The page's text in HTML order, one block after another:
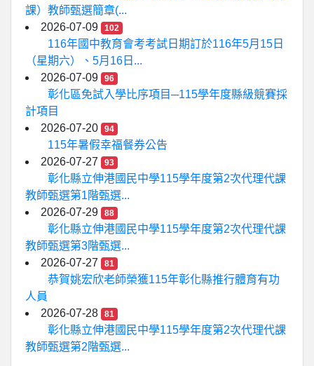
課）教師甄選簡章(...
2026-07-09
102
116年國中教育會考考試日期訂於116年5月15日
（星期六）、5月16日...
2026-07-09
96
彰化區免試入學比序項目─115學年度縣級競賽採
計項目
2026-07-20
94
115年暑假幸福餐券公告
2026-07-27
93
彰化縣立伸港國民中學115學年度第2次代理代課
教師甄選第1階甄選...
2026-07-29
88
彰化縣立伸港國民中學115學年度第2次代理代課
教師甄選第3階甄選...
2026-07-27
81
恭賀姚宏欣老師榮獲115年彰化縣推行體育有功
人員
2026-07-28
81
彰化縣立伸港國民中學115學年度第2次代理代課
教師甄選第2階甄選...